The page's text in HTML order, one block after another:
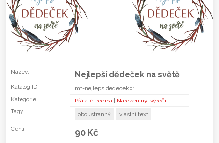
Název: Nejlepší dědeček na světě
Katalog ID:
mt-nejlepsidedecek01
Kategorie:
Přátelé, rodina
Narozeniny, výročí
Tagy:
oboustranný vlastní text
Cena: 90 Kč